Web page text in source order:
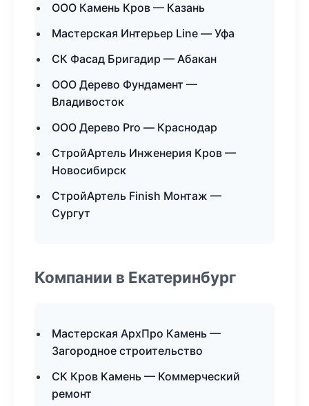
ООО Камень Кров — Казань
Мастерская Интерьер Line — Уфа
СК Фасад Бригадир — Абакан
ООО Дерево Фундамент —
Владивосток
ООО Дерево Pro — Краснодар
СтройАртель Инженерия Кров —
Новосибирск
СтройАртель Finish Монтаж —
Сургут
Компании в Екатеринбург
Мастерская АрхПро Камень —
Загородное строительство
СК Кров Камень — Коммерческий
ремонт